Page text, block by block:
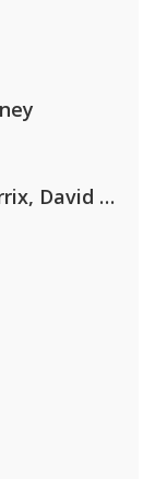
AFROJACK, Martin Garrix, David Guetta & Amél